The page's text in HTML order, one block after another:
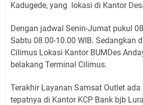
Kadugede, yang lokasi di Kantor
Dengan jadwal Senin-Jumat pukul
Sabtu 08.00-10.00 WIB. Sedangkan
Cilimus Lokasi Kantor BUMDes
belakang Terminal Cilimus.
Terakhir Layanan Samsat Outlet ada
tepatnya di Kantor KCP Bank bjb